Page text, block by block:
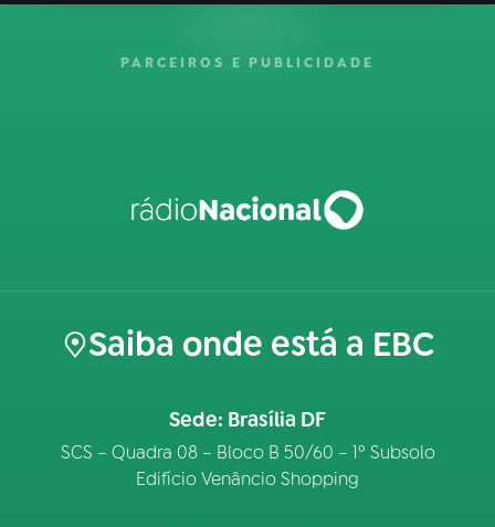
PARCEIROS E PUBLICIDADE
Saiba onde está a EBC
Sede: Brasília DF
SCS – Quadra 08 – Bloco B 50/60 – 1º Subsolo
Edifício Venâncio Shopping